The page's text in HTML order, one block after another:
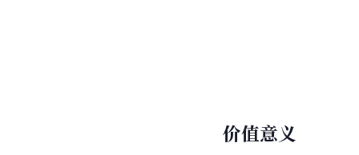
价值意义